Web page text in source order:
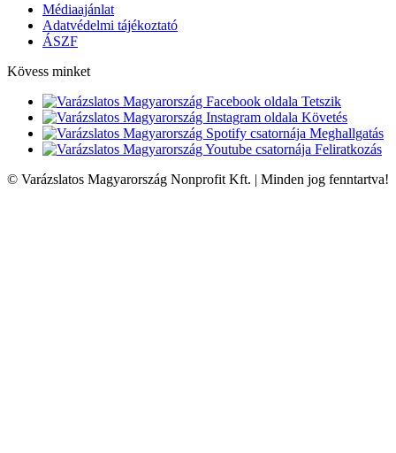
Médiaajánlat
Adatvédelmi tájékoztató
ÁSZF
Kövess minket
Tetszik
Követés
Meghallgatás
Feliratkozás
© Varázslatos Magyarország Nonprofit Kft. | Minden jog fenntartva!